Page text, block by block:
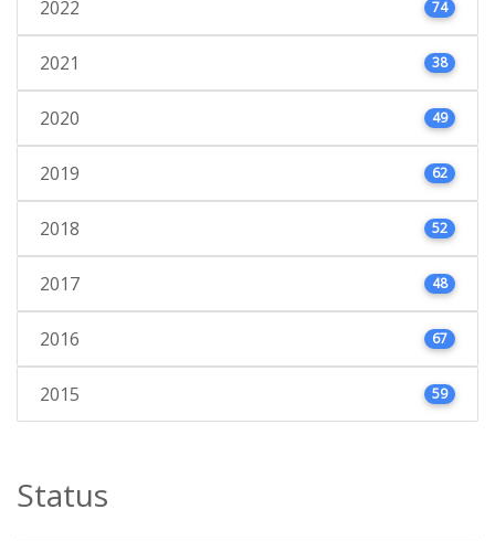
2022 74
2021 38
2020 49
2019 62
2018 52
2017 48
2016 67
2015 59
Status